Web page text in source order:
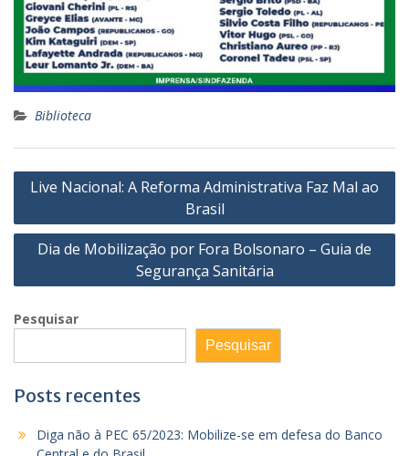
Biblioteca
Navegação
Post
Live Nacional: A Reforma Administrativa Faz Mal ao
Brasil
Dia de Mobilização por Fora Bolsonaro – Guia de
Segurança Sanitária
Pesquisar
Pesquisar
Posts recentes
Diga não à PEC 65/2023: Mobilize-se em defesa do Banco